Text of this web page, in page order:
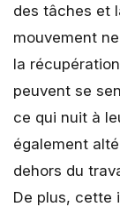
des tâches et
mouvement
la
peuvent se
ce qui nuit à
également
dehors du
De plus, cette